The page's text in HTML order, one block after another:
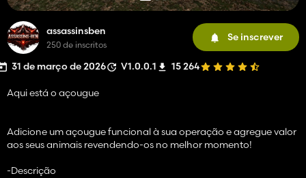
assassinsben
250 de inscritos
Se inscrever
31 de março de 2026 V1.0.0.1 15 264
Aqui está o açougue
Adicione um açougue funcional à sua operação e agregue valor
aos seus animais revendendo-os no melhor momento!
-Descrição